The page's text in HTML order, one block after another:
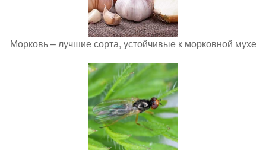
Морковь – лучшие сорта, устойчивые к морковной мухе